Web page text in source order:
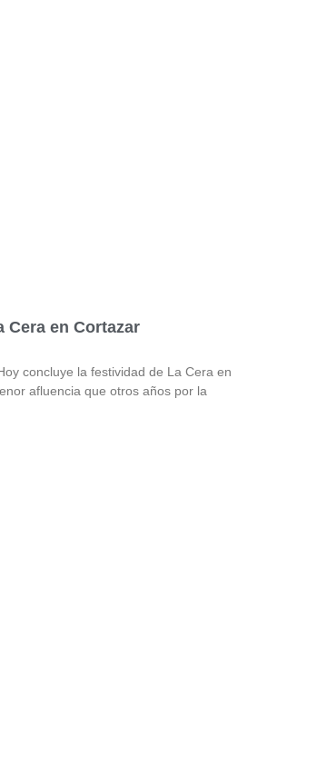
Cera en Cortazar
concluye la festividad de La Cera en
afluencia que otros años por la